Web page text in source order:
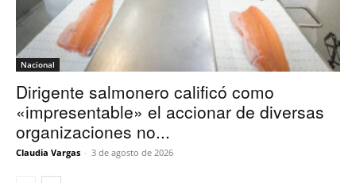
Nacional
Dirigente salmonero calificó como
«impresentable» el accionar de diversas
organizaciones no...
Claudia Vargas - 3 de agosto de 2026